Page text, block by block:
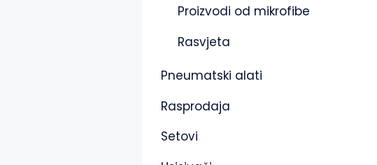
Proizvodi od mikrofibe
Rasvjeta
Pneumatski alati
Rasprodaja
Setovi